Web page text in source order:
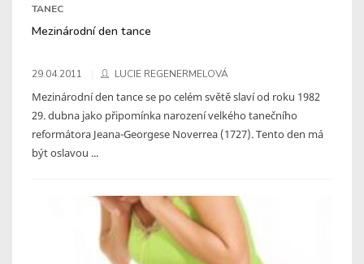
TANEC
Mezinárodní den tance
29.04.2011 LUCIE REGENERMELOVÁ
Mezinárodní den tance se po celém světě slaví od roku 1982
29. dubna jako připomínka narození velkého tanečního
reformátora Jeana-Georgese Noverrea (1727). Tento den má
být oslavou ...